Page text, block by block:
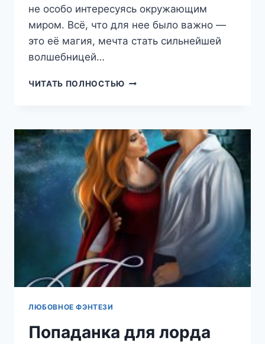
не особо интересуясь окружающим
миром. Всё, что для нее было важно —
это её магия, мечта стать сильнейшей
волшебницей…
ЧИТАТЬ ПОЛНОСТЬЮ ВЛАДЫЧИЦА
ЛЮБОВНОЕ ФЭНТЕЗИ
Попаданка для лорда